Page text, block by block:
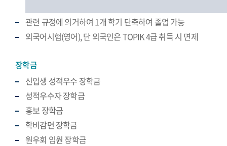
관련 규정에 의거하여 1개 학기 단축하여 졸업 가능
외국어시험(영어), 단 외국인은 TOPIK 4급 취득 시 면제
장학금
신입생 성적우수 장학금
성적우수자 장학금
홍보 장학금
학비감면 장학금
원우회 임원 장학금